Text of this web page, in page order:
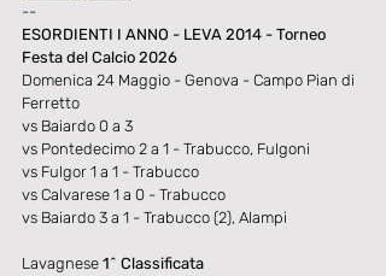
--
ESORDIENTI I ANNO - LEVA 2014 - Torneo
Festa del Calcio 2026
Domenica 24 Maggio - Genova - Campo Pian di
Ferretto
vs Baiardo 0 a 3
vs Pontedecimo 2 a 1 - Trabucco, Fulgoni
vs Fulgor 1 a 1 - Trabucco
vs Calvarese 1 a 0 - Trabucco
vs Baiardo 3 a 1 - Trabucco (2), Alampi
Lavagnese 1^ Classificata